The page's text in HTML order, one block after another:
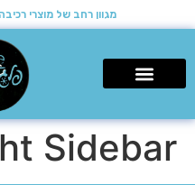
מגוון רחב של מוצרי רכיבה |
Sidebar